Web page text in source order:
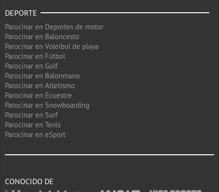
DEPORTE
Parocinar en Deportes de motor
Parocinar en Baloncesto
Parocinar en Voleibol de playa
Parocinar en Fútbol
Parocinar en Golf
Parocinar en Balonmano
Parocinar en Atletismo
Parocinar en Ecuestre
Parocinar en Snowboarding
Parocinar en Surf
Parocinar en Tenis
Parocinar en eSport
CONOCIDO DE